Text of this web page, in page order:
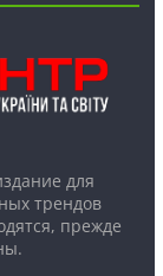
для
трендов
прежде